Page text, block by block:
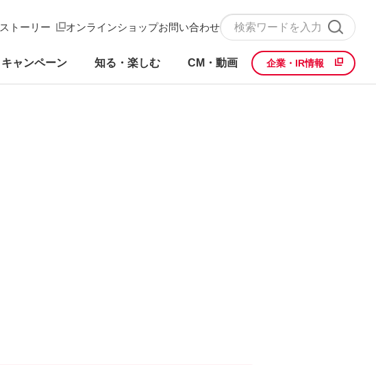
ストーリー オンラインショップお問い合わせ
キャンペーン 知る・楽しむ CM・動画 企業・IR情報